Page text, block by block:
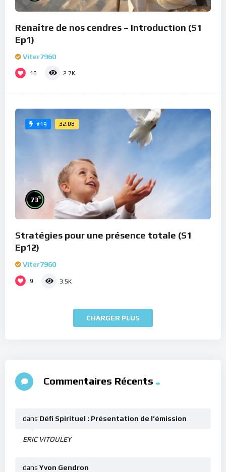
Renaître de nos cendres – Introduction (S1
Ep1)
Viter7960
10 2.7K
#19 32:08
73%
Stratégies pour une présence totale (S1
Ep12)
Viter7960
9 3.5K
CHARGER PLUS
Commentaires Récents
ERIC VITOULEY
dans Défi Spirituel : Présentation de l’émission
dans Yvon Gendron